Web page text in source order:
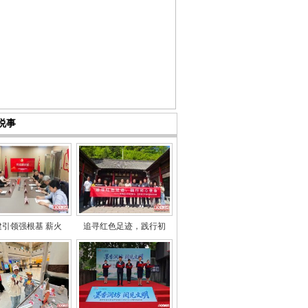
事
领强根基 薪火 追寻红色足迹，践行初